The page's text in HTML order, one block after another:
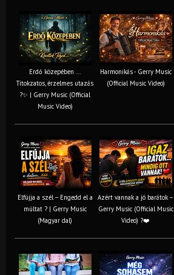
Erdő közepében ...
Titokzatos, érzelmes utazás
?✨ | Gerry Music (Official
Music Video)
Harmonikás - Gerry Music
(Official Music Video)
Elfújja a szél – Engedd el a
múltat ? | Gerry Music
(Magyar dal)
Azért vannak a jó barátok –
Gerry Music (Official Music
Video) ?❤️